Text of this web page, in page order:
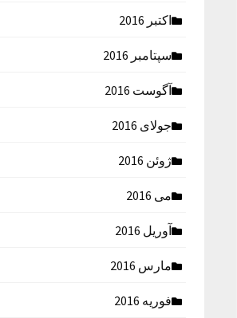
اکتبر 2016
سپتامبر 2016
آگوست 2016
جولای 2016
ژوئن 2016
می 2016
آوریل 2016
مارس 2016
فوریه 2016